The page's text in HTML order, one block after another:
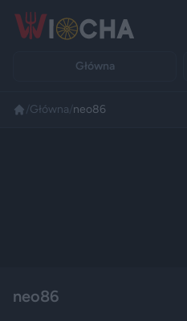
Główna
Główna neo86
neo86